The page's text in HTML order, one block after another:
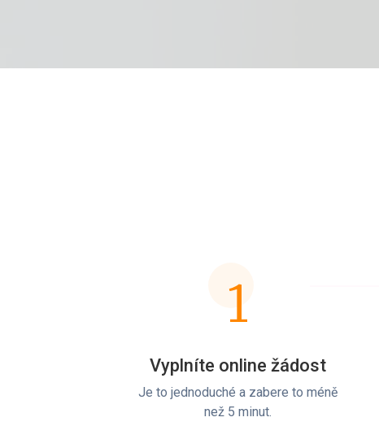
1
Vyplníte online žádost
Je to jednoduché a zabere to méně
než 5 minut.